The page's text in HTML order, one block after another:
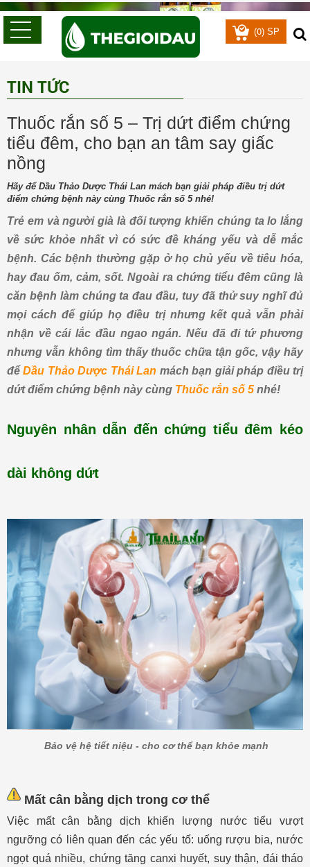
(0) SP
TIN TỨC
Thuốc rắn số 5 – Trị dứt điểm chứng
tiểu đêm, cho bạn an tâm say giấc
nồng
Hãy để Dầu Thảo Dược Thái Lan mách bạn giải pháp điều trị dứt
điểm chứng bệnh này cùng Thuốc rắn số 5 nhé!
Trẻ em và người già là đối tượng khiến chúng ta lo lắng
về sức khỏe nhất vì có sức đề kháng yếu và dễ mắc
bệnh. Các bệnh thường gặp ở họ chủ yếu về tiêu hóa,
hay đau ốm, cảm, sốt. Ngoài ra chứng tiểu đêm cũng là
căn bệnh làm chúng ta đau đầu, tuy đã thử suy nghĩ đủ
mọi cách để giúp họ điều trị nhưng kết quả vẫn phải
nhận về cái lắc đầu ngao ngán. Nếu đã đi tứ phương
nhưng vẫn không tìm thấy thuốc chữa tận gốc, vậy hãy
đểDầu Thảo Dược Thái Lan mách bạn giải pháp điều trị
dứt điểm chứng bệnh này cùng Thuốc rắn số 5 nhé!
Nguyên nhân dẫn đến chứng tiểu đêm kéo
dài không dứt
Bảo vệ hệ tiết niệu - cho cơ thể bạn khỏe mạnh
Mất cân bằng dịch trong cơ thể
Việc mất cân bằng dịch khiến lượng nước tiểu vượt
ngưỡng có liên quan đến các yếu tố: uống rượu bia, nước
ngọt quá nhiều, chứng tăng canxi huyết, suy thận, đái tháo